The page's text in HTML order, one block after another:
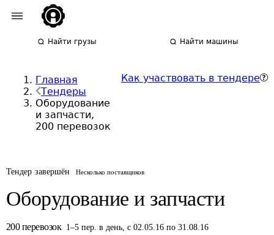
Найти грузы Найти машины
Главная
Тендеры
Оборудование
и запчасти,
200 перевозок
Как участвовать в тендере
Тендер завершён Несколько поставщиков
Оборудование и запчасти
200 перевозок 1–5 пер. в день,с 02.05.16 по 31.08.16